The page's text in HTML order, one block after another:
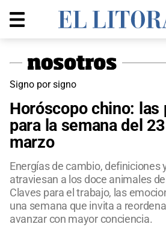
Signo por signo
Horóscopo chino: las
para la semana del
marzo
Energías de cambio, definiciones
atraviesan a los doce animales
Claves para el trabajo, las
una semana que invita a
avanzar con mayor conciencia.